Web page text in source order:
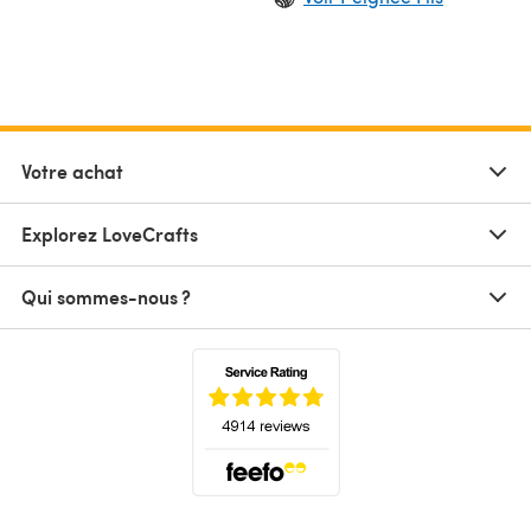
Votre achat
Explorez LoveCrafts
Qui sommes-nous ?